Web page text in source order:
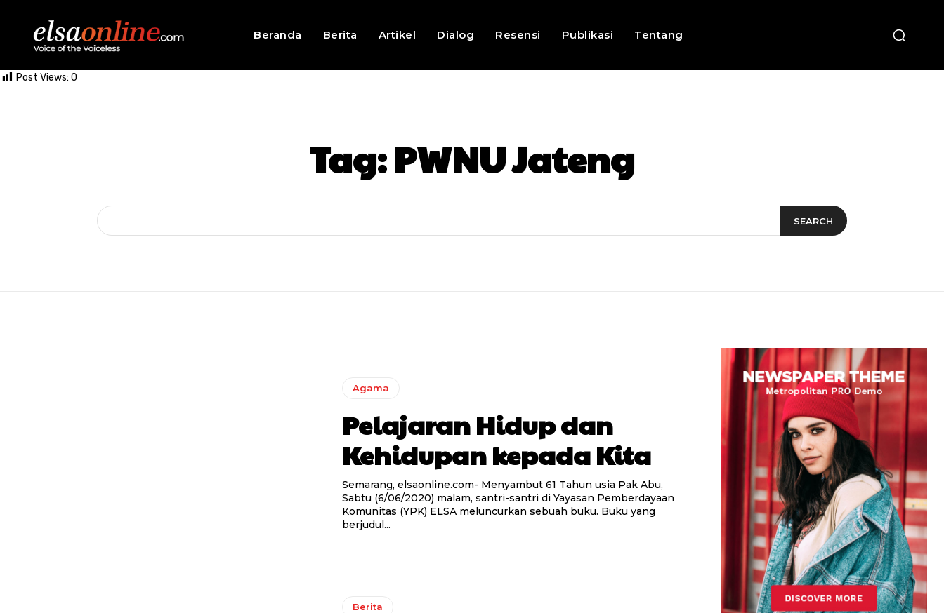
Beranda Berita Artikel Dialog Resensi Publikasi Tentang
Post Views: 0
Tag:PWNU Jateng
SEARCH
Agama
Pelajaran Hidup dan
Kehidupan kepada Kita
Semarang, elsaonline.com- Menyambut 61 Tahun usia Pak Abu,
Sabtu (6/06/2020) malam, santri-santri di Yayasan Pemberdayaan
Komunitas (YPK) ELSA meluncurkan sebuah buku. Buku yang
berjudul...
Berita